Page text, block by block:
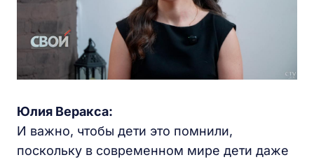
Юлия Веракса:
И важно, чтобы дети это помнили,
поскольку в современном мире дети даже